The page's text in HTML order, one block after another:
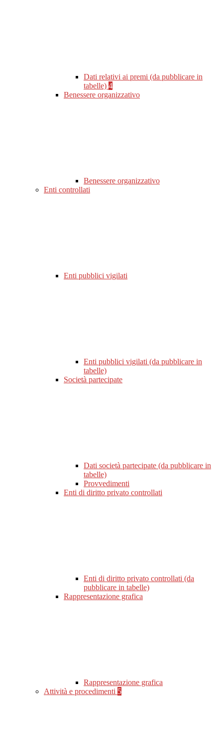
Dati relativi ai premi (da pubblicare in
tabelle) 4
Benessere organizzativo
Benessere organizzativo
Enti controllati
Enti pubblici vigilati
Enti pubblici vigilati (da pubblicare in
tabelle)
Società partecipate
Dati società partecipate (da pubblicare in
tabelle)
Provvedimenti
Enti di diritto privato controllati
Enti di diritto privato controllati (da
pubblicare in tabelle)
Rappresentazione grafica
Rappresentazione grafica
Attività e procedimenti 5